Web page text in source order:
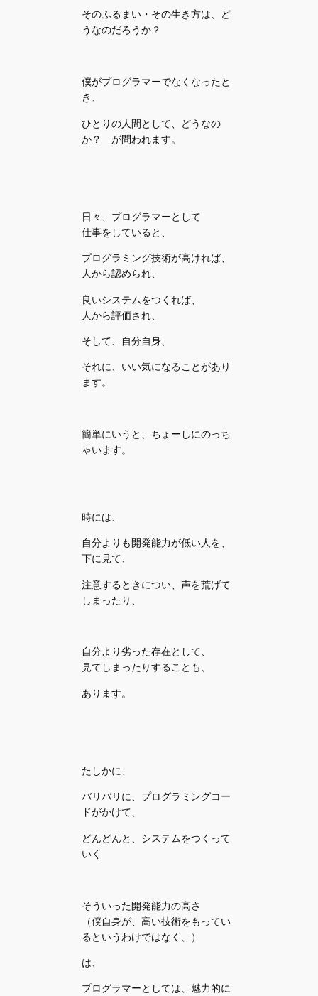
そのふるまい・その生き方は、ど
うなのだろうか？
僕がプログラマーでなくなったと
き、
ひとりの人間として、どうなの
か？ が問われます。
日々、プログラマーとして
仕事をしていると、
プログラミング技術が高ければ、
人から認められ、
良いシステムをつくれば、
人から評価され、
そして、自分自身、
それに、いい気になることがあり
ます。
簡単にいうと、ちょーしにのっち
ゃいます。
時には、
自分よりも開発能力が低い人を、
下に見て、
注意するときについ、声を荒げて
しまったり、
自分より劣った存在として、
見てしまったりすることも、
あります。
たしかに、
バリバリに、プログラミングコー
ドがかけて、
どんどんと、システムをつくって
いく
そういった開発能力の高さ
（僕自身が、高い技術をもってい
るというわけではなく、）
は、
プログラマーとしては、魅力的に